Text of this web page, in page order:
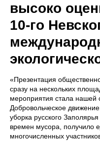
высоко
10-го
«Презентация
сразу на нескольких
мероприятия стала нашей
Добровольческое
уборка русского
времен мусора, получило
многочисленных